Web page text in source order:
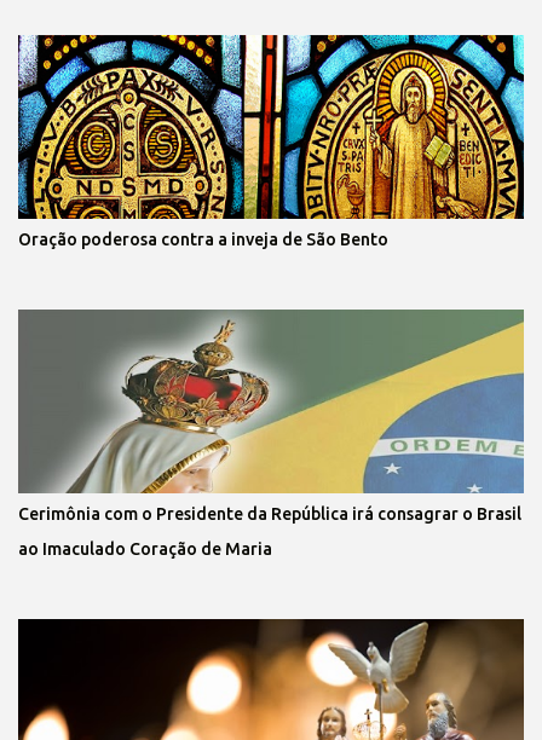
Oração poderosa contra a inveja de São Bento
Cerimônia com o Presidente da República irá consagrar o Brasil
ao Imaculado Coração de Maria